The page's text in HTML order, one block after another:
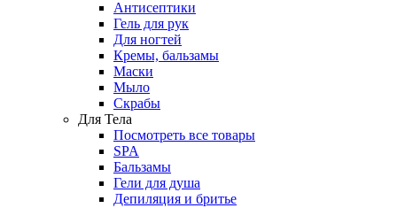
Антисептики
Гель для рук
Для ногтей
Кремы, бальзамы
Маски
Мыло
Скрабы
Для Тела
Посмотреть все товары
SPA
Бальзамы
Гели для душа
Депиляция и бритье